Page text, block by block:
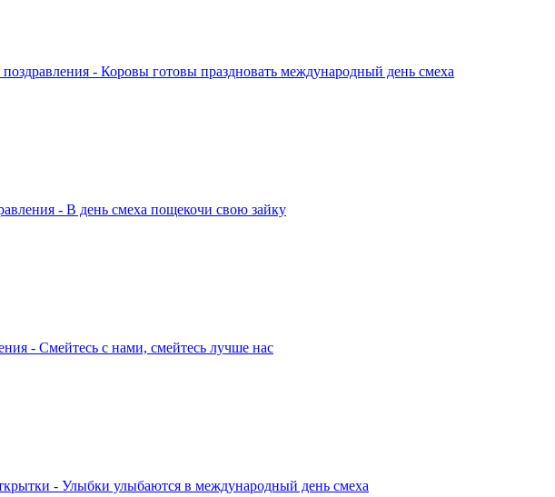
- Коровы готовы праздновать международный день смеха
- В день смеха пощекочи свою зайку
- Смейтесь с нами, смейтесь лучше нас
- Улыбки улыбаются в международный день смеха